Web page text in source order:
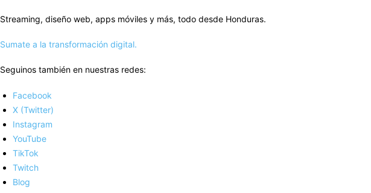
Streaming, diseño web, apps móviles y más, todo desde Honduras.
Sumate a la transformación digital.
Seguinos también en nuestras redes:
Facebook
X (Twitter)
Instagram
YouTube
TikTok
Twitch
Blog